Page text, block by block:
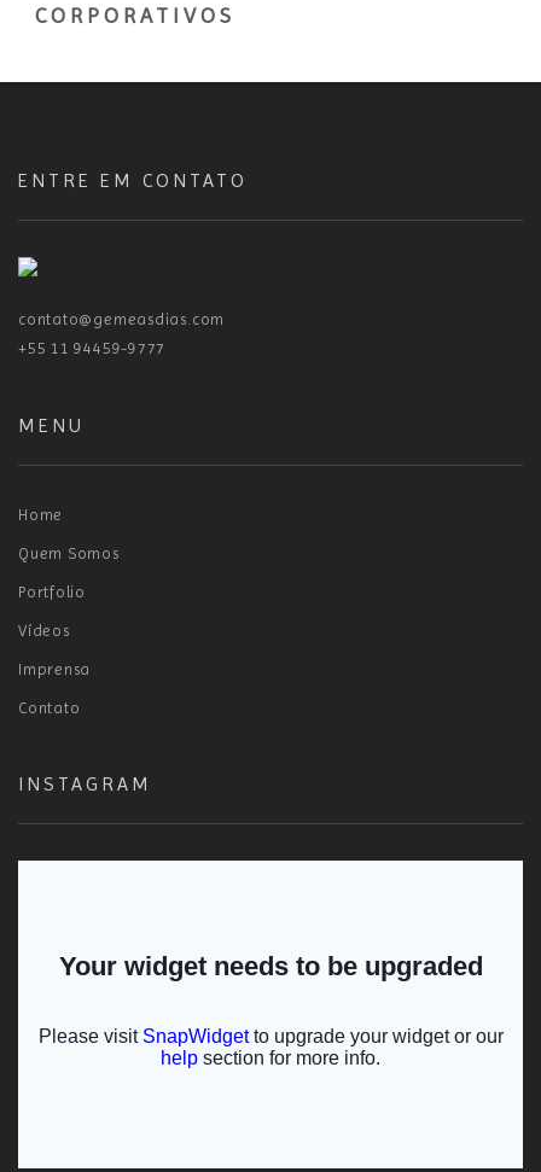
CORPORATIVOS
ENTRE EM CONTATO
contato@gemeasdias.com
+55 11 94459-9777
MENU
Home
Quem Somos
Portfolio
Vídeos
Imprensa
Contato
INSTAGRAM